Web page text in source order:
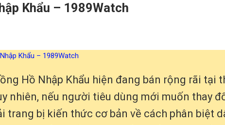
Khẩu – 1989Watch
Khẩu – 1989Watch
Hồ Nhập Khẩu hiện đang bán rộng rãi tại
nhiên, nếu người tiêu dùng mới muốn thay
trang bị kiến thức cơ bản về cách phân biệt